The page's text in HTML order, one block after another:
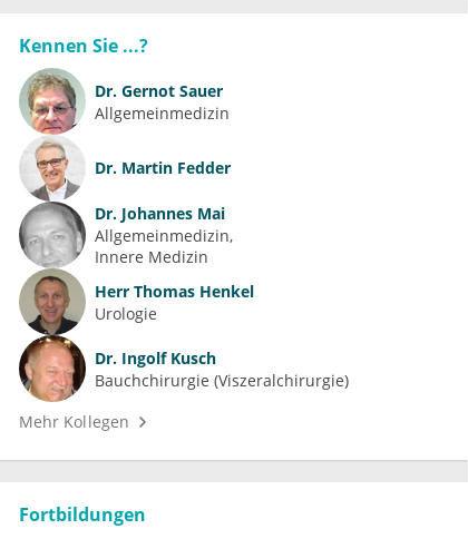
Kennen Sie ...?
Dr. Gernot Sauer
Allgemeinmedizin
Dr. Martin Fedder
Dr. Johannes Mai
Allgemeinmedizin
Innere Medizin
Herr Thomas Henkel
Urologie
Dr. Ingolf Kusch
Bauchchirurgie (Viszeralchirurgie)
Mehr Kollegen
Fortbildungen